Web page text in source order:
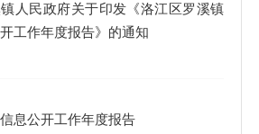
人民政府关于印发《洛江区罗溪镇
工作年度报告》的通知
息公开工作年度报告